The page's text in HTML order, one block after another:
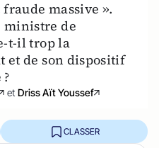
massive ».
ministre de
t-il trop la
et de son dispositif
et Driss Aït Youssef
CLASSER